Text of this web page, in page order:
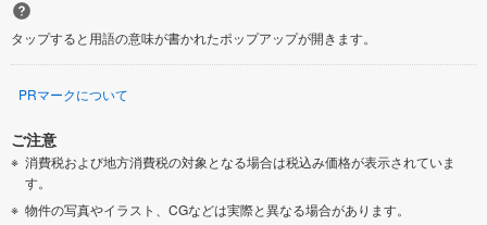
タップすると用語の意味が書かれたポップアップが開きます。
PRマークについて
ご注意
消費税および地方消費税の対象となる場合は税込み価格が表示されていま
す。
物件の写真やイラスト、CGなどは実際と異なる場合があります。